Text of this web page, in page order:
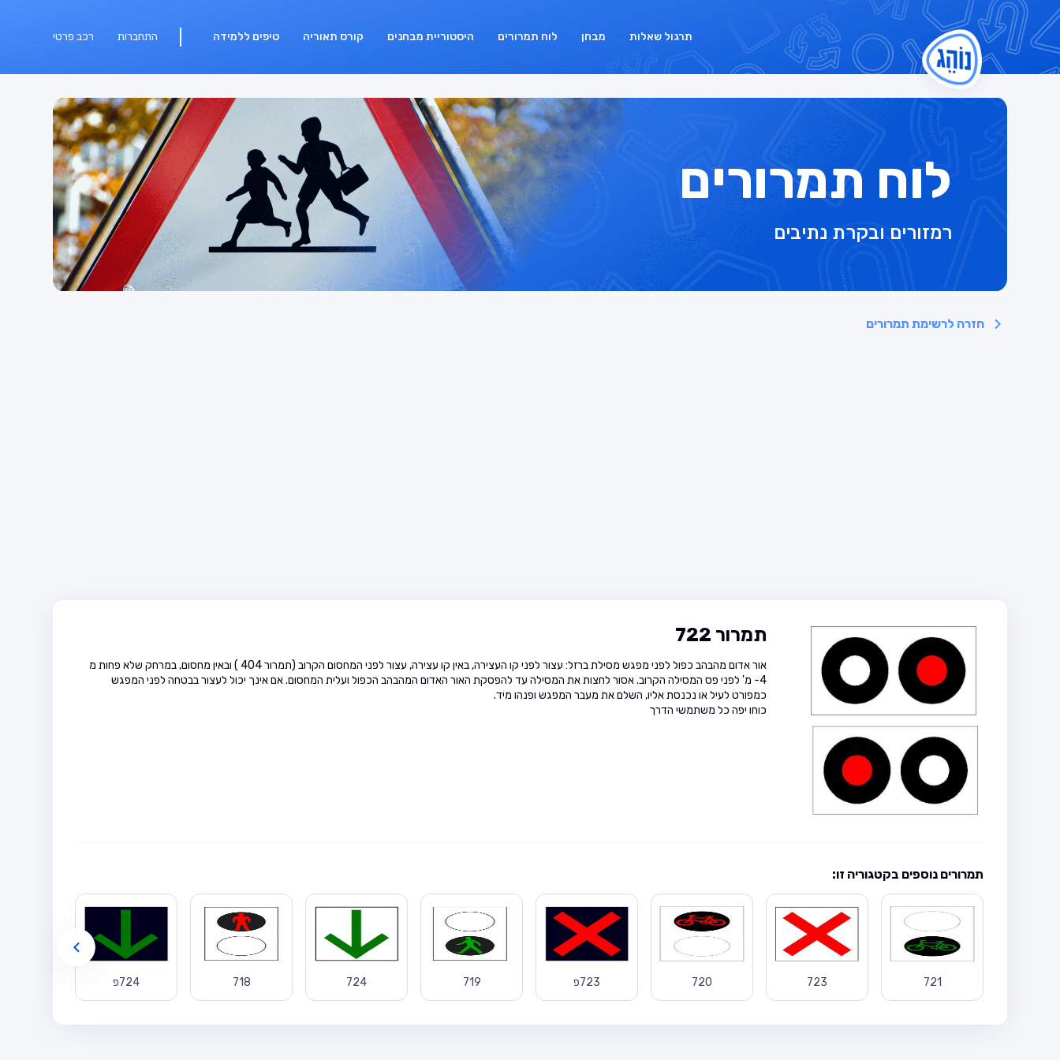
רכב פרטי התחברות תרגול שאלות מבחן לוח תמרורים היסטוריית מבחנים קורס תאוריה טיפים ללמידה
לוח תמרורים
רמזורים ובקרת נתיבים
חזרה לרשימת תמרורים
תמרור 722
אור אדום מהבהב כפול לפני מפגש מסילת ברזל: עצור לפני קו העצירה, באין קו עצירה, עצור לפני המחסום הקרוב (תמרור 404 ) ובאין מחסום, במרחק שלא פחות מ
4- מ' לפני פס המסילה הקרוב. אסור לחצות את המסילה עד להפסקת האור האדום המהבהב הכפול ועלית המחסום. אם אינך יכול לעצור בבטחה לפני המפגש
כמפורט לעיל או נכנסת אליו, השלם את מעבר המפגש ופנהו מיד.
כוחו יפה כל משתמשי הדרך
תמרורים נוספים בקטגוריה זו:
721
723
720 723פ 719
724
718 724פ